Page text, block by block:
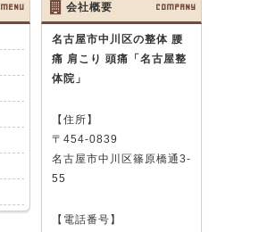
MENU 会社概要 COMPANY
名古屋市中川区の整体 腰
痛 肩こり 頭痛 「名古屋整
体院」
【住所】
〒454-0839
名古屋市中川区篠原橋通3-
55
【電話番号】